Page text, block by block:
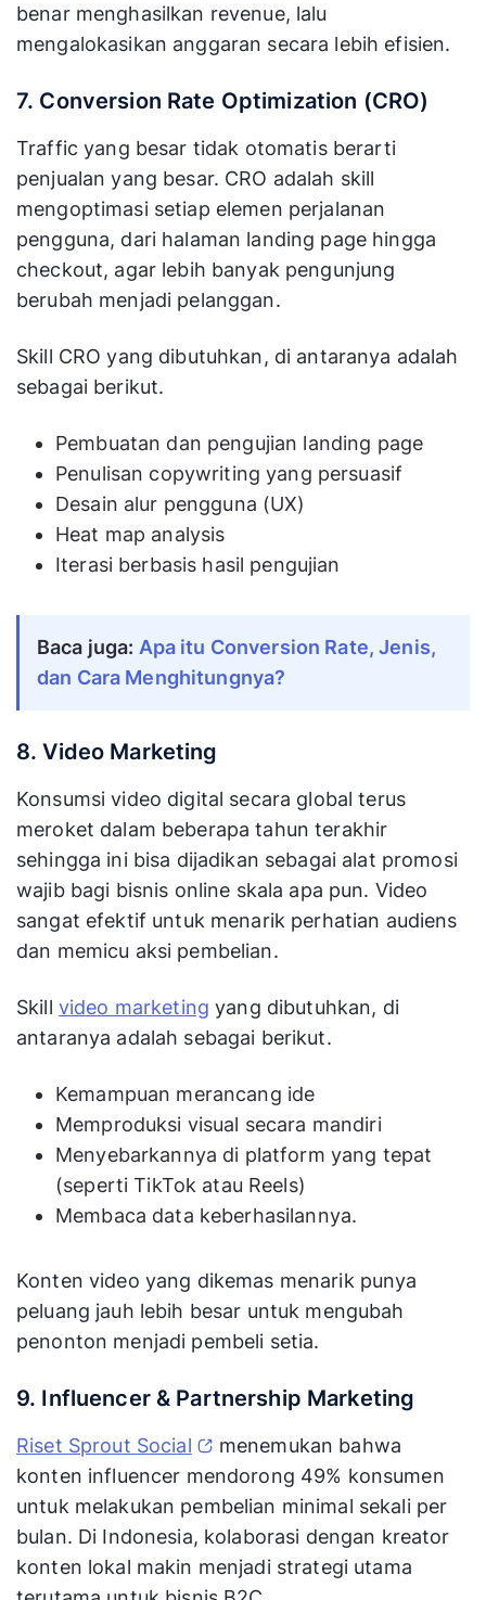
benar menghasilkan revenue, lalu
mengalokasikan anggaran secara lebih efisien.
7. Conversion Rate Optimization (CRO)
Traffic yang besar tidak otomatis berarti
penjualan yang besar. CRO adalah skill
mengoptimasi setiap elemen perjalanan
pengguna, dari halaman landing page hingga
checkout, agar lebih banyak pengunjung
berubah menjadi pelanggan.
Skill CRO yang dibutuhkan, di antaranya adalah
sebagai berikut.
Pembuatan dan pengujian landing page
Penulisan copywriting yang persuasif
Desain alur pengguna (UX)
Heat map analysis
Iterasi berbasis hasil pengujian
Baca juga: Apa itu Conversion Rate, Jenis,
dan Cara Menghitungnya?
8. Video Marketing
Konsumsi video digital secara global terus
meroket dalam beberapa tahun terakhir
sehingga ini bisa dijadikan sebagai alat promosi
wajib bagi bisnis online skala apa pun. Video
sangat efektif untuk menarik perhatian audiens
dan memicu aksi pembelian.
Skill video marketing yang dibutuhkan, di
antaranya adalah sebagai berikut.
Kemampuan merancang ide
Memproduksi visual secara mandiri
Menyebarkannya di platform yang tepat
(seperti TikTok atau Reels)
Membaca data keberhasilannya.
Konten video yang dikemas menarik punya
peluang jauh lebih besar untuk mengubah
penonton menjadi pembeli setia.
9. Influencer & Partnership Marketing
Riset Sprout Social
menemukan bahwa
konten influencer mendorong 49% konsumen
untuk melakukan pembelian minimal sekali per
bulan. Di Indonesia, kolaborasi dengan kreator
konten lokal makin menjadi strategi utama